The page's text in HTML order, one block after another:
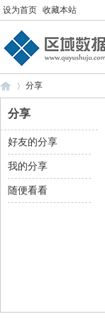
设为首页 收藏本站
区 ›
分享
分享
好友的分享
我的分享
随便看看